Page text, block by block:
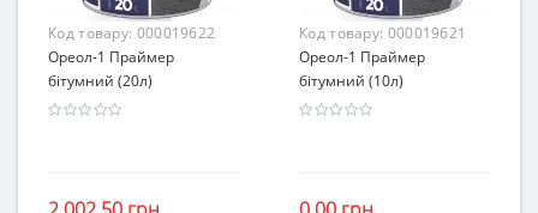
Код товару: 000019622
Ореол-1 Праймер
бітумний (20л)
Код товару: 000019621
Ореол-1 Праймер
бітумний (10л)